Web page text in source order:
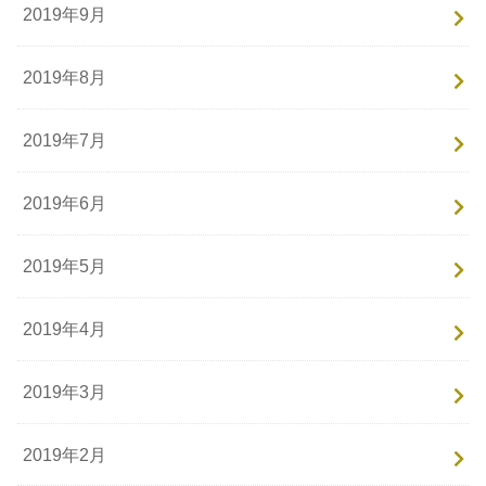
2019年9月
2019年8月
2019年7月
2019年6月
2019年5月
2019年4月
2019年3月
2019年2月